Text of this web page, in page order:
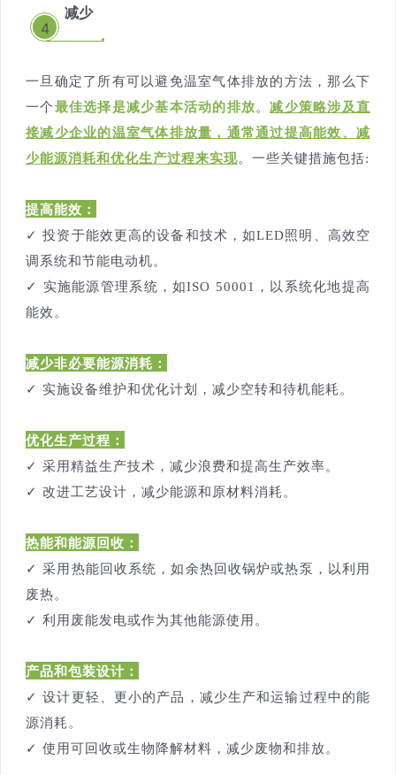
减少
4
一旦确定了所有可以避免温室气体排放的方法，那么下
一个最佳选择是减少基本活动的排放。减少策略涉及直
接减少企业的温室气体排放量，通常通过提高能效、减
少能源消耗和优化生产过程来实现。 一些关键措施包括:
提高能效：
✓ 投资于能效更高的设备和技术，如LED照明、高效空
调系统和节能电动机。
✓ 实施能源管理系统，如ISO 50001，以系统化地提高
能效。
减少非必要能源消耗：
✓ 实施设备维护和优化计划，减少空转和待机能耗。
优化生产过程：
✓ 采用精益生产技术，减少浪费和提高生产效率。
✓ 改进工艺设计，减少能源和原材料消耗。
热能和能源回收：
✓ 采用热能回收系统，如余热回收锅炉或热泵，以利用
废热。
✓ 利用废能发电或作为其他能源使用。
产品和包装设计：
✓ 设计更轻、更小的产品，减少生产和运输过程中的能
源消耗。
✓ 使用可回收或生物降解材料，减少废物和排放。